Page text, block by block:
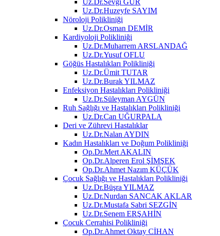
Uz.Dr.Huzeyfe SAYIM
Nöroloji Polikliniği
Uz.Dr.Osman DEMİR
Kardiyoloji Polikliniği
Uz.Dr.Muharrem ARSLANDAĞ
Uz.Dr.Yusuf OFLU
Göğüs Hastalıkları Polikliniği
Uz.Dr.Ümit TUTAR
Uz.Dr.Burak YILMAZ
Enfeksiyon Hastalıkları Polikliniği
Uz.Dr.Süleyman AYGÜN
Ruh Sağlığı ve Hastalıkları Polikliniği
Uz.Dr.Can UĞURPALA
Deri ve Zührevi Hastalıklar
Uz.Dr.Nalan AYDIN
Kadın Hastalıkları ve Doğum Polikliniği
Op.Dr.Mert AKALIN
Op.Dr.Alperen Erol ŞİMŞEK
Op.Dr.Ahmet Nazım KÜÇÜK
Çocuk Sağlığı ve Hastalıkları Polikliniği
Uz.Dr.Büşra YILMAZ
Uz.Dr.Nurdan SANCAK AKLAR
Uz.Dr.Mustafa Sabri SEZGİN
Uz.Dr.Senem ERŞAHİN
Çocuk Cerrahisi Polikliniği
Op.Dr.Ahmet Oktay CİHAN